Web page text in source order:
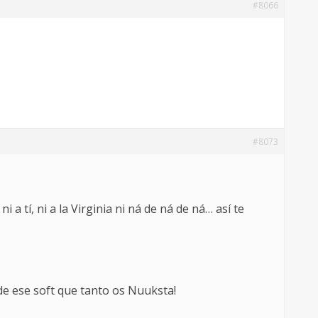
#8066
#8073
a tí, ni a la Virginia ni ná de ná de ná… así te
ese soft que tanto os Nuuksta!